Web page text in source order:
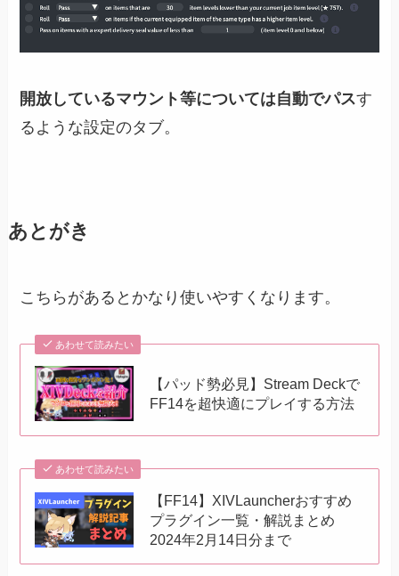
開放しているマウント等については自動でパスす
るような設定のタブ。
あとがき
こちらがあるとかなり使いやすくなります。
あわせて読みたい
【パッド勢必見】Stream Deckで
FF14を超快適にプレイする方法
あわせて読みたい
【FF14】XIVLauncherおすすめ
プラグイン一覧・解説まとめ
2024年2月14日分まで